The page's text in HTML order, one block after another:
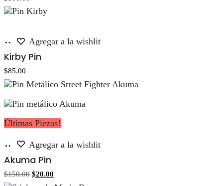
Añadir
carrito
Agregar a la wishlit
Kirby Pin
$85.00
Últimas Piezas!
Añadir
carrito
Agregar a la wishlit
Akuma Pin
$150.00 El
$20.00